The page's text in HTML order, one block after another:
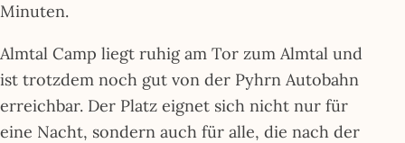
Minuten.
Almtal Camp liegt ruhig am Tor zum Almtal und
ist trotzdem noch gut von der Pyhrn Autobahn
erreichbar. Der Platz eignet sich nicht nur für
eine Nacht, sondern auch für alle, die nach der